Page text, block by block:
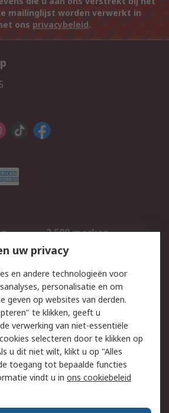
mailinglijst worden verwerkt in
ons privacybeleid.
2.500 merken
Inkoopoplossingen
Email veiligheid
Websitevoorwaarden
uw privacy
en andere technologieën voor
personalisatie en om
geven op websites van derden.
te klikken, geeft u
verwerking van niet-essentiële
selecteren door te klikken op
u dit niet wilt, klikt u op "Alles
toegang tot bepaalde functies
vindt u in ons cookiebeleid